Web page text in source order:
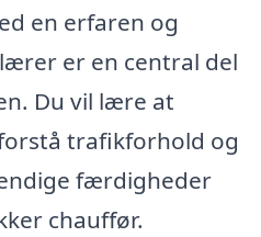
en erfaren og
er en central del
Du vil lære at
trafikforhold og
færdigheder
chauffør.